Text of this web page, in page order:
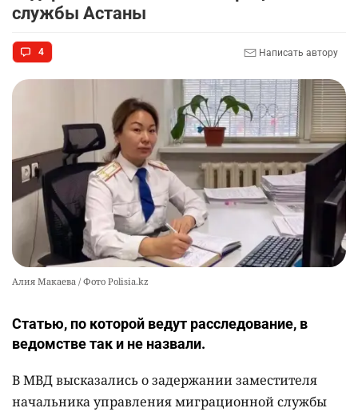
9
⚠️ Доброе утро, друзья! Предлагаем обзор
🗣Глава государства направил телеграмму
соболезнования родным и близким Халық
қаһарманы Ивана Гапича
2588 2 41
службы Астаны
4 Написать автору
Алия Макаева / Фото Polisia.kz
Статью, по которой ведут расследование, в
ведомстве так и не назвали.
В МВД высказались о задержании заместителя
начальника управления миграционной службы